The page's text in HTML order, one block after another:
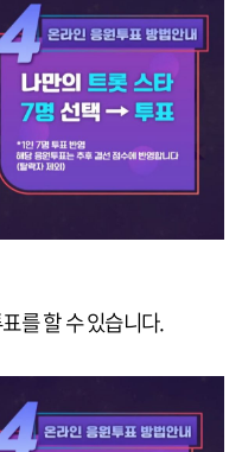
를 할 수 있습니다.